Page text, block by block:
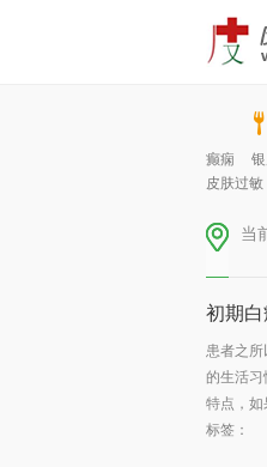
癫痫
皮肤过敏
当
初期
患者之
的生活
特点，如
标签：